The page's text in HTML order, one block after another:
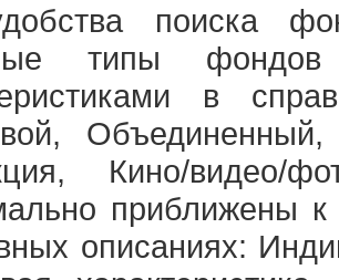
поиска
типы
в
Кино/
приближены
описаниях: